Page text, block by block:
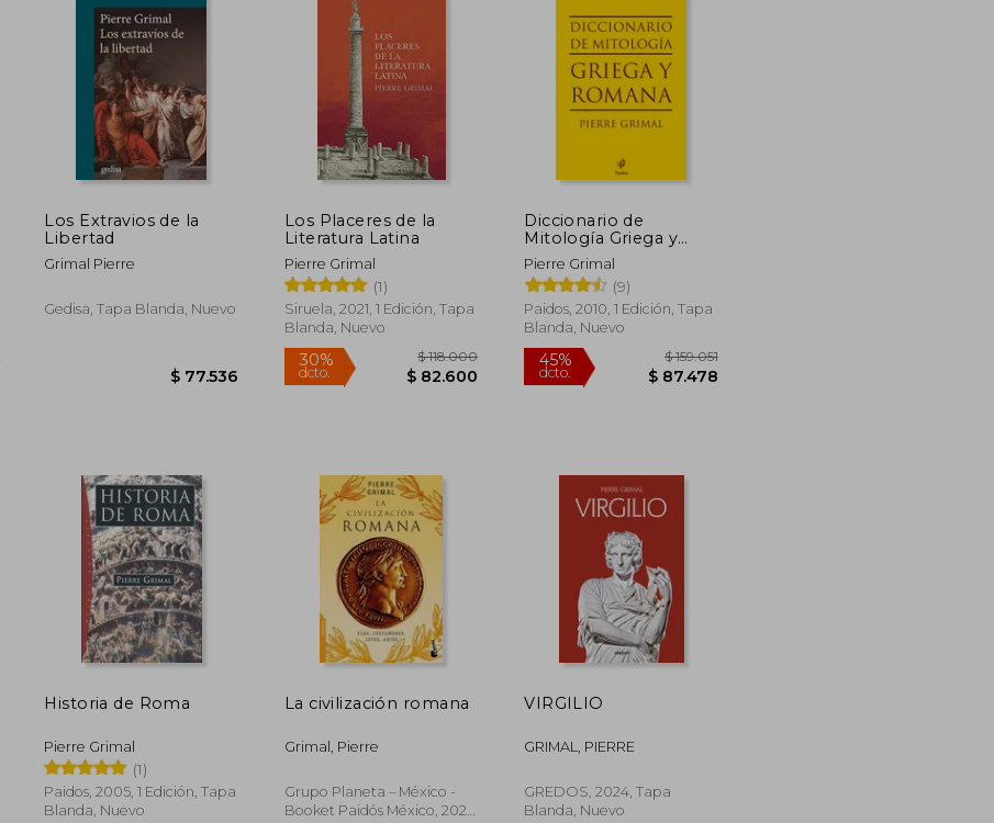
Los Extravios de la
Libertad
Grimal Pierre
Gedisa, Tapa Blanda, Nuevo
Los Placeres de la
Literatura Latina
Pierre Grimal
(1)
Siruela, 2021, 1 Edición, Tapa
Blanda, Nuevo
30%
dcto.
$ 118.000
$ 82.600
Diccionario de
Mitología Griega y
Romana
Pierre Grimal
(9)
Paidos, 2010, 1 Edición, Tapa
Blanda, Nuevo
45%
dcto.
Historia de Roma
Pierre Grimal
(1)
Paidos, 2005, 1 Edición, Tapa
Blanda, Nuevo
La civilización romana
Grimal, Pierre
Grupo Planeta – México -
Booket Paidós México, 2025,
VIRGILIO
GRIMAL, PIERRE
GREDOS, 2024, Tapa
Blanda, Nuevo